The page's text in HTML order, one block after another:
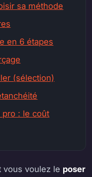
sa méthode
en 6 étapes
(sélection)
: le coût
vous voulez le poser